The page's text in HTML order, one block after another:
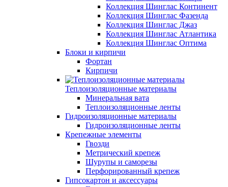
Коллекция Шинглас Континент
Коллекция Шинглас Фазенда
Коллекция Шинглас Джаз
Коллекция Шинглас Атлантика
Коллекция Шинглас Оптима
Блоки и кирпичи
Фортан
Кирпичи
Теплоизоляционные материалы
Минеральная вата
Теплоизоляционные ленты
Гидроизоляционные материалы
Гидроизоляционные ленты
Крепежные элементы
Гвозди
Метрический крепеж
Шурупы и саморезы
Перфорированный крепеж
Гипсокартон и аксессуары